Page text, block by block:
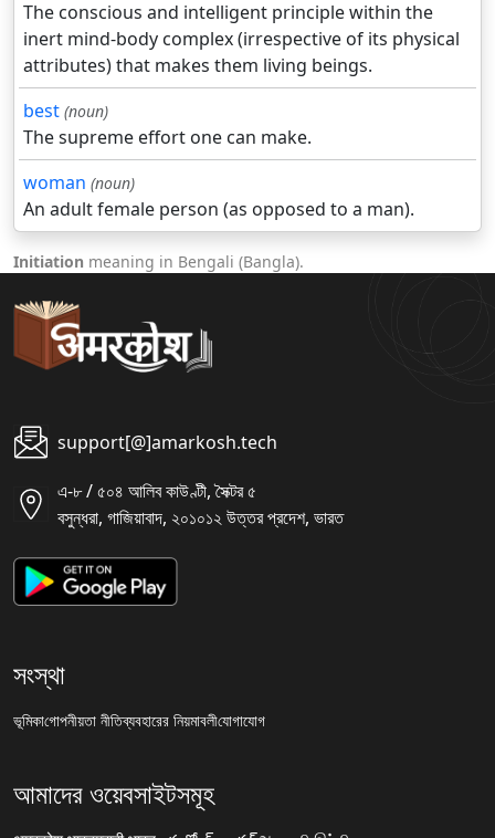
The conscious and intelligent principle within the
inert mind-body complex (irrespective of its physical
attributes) that makes them living beings.
best (noun)
The supreme effort one can make.
woman (noun)
An adult female person (as opposed to a man).
Initiation meaning in Bengali (Bangla).
support[@]amarkosh.tech
এ-৮ / ৫০৪ আলিব কাউণ্টী, সৈক্টর ৫
বসুন্ধরা, গাজিয়াবাদ, ২০১০১২ উত্তর প্রদেশ, ভারত
সংস্থা
ভূমিকাগোপনীয়তা নীতিব্যবহারের নিয়মাবলীযোগাযোগ
আমাদের ওয়েবসাইটসমূহ